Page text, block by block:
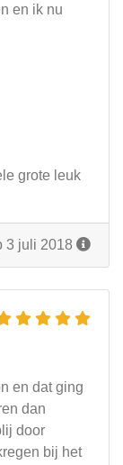
en ik nu
grote leuk
3 juli 2018
en dat ging
dan
door
bij het